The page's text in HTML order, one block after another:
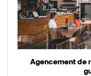
Agencement de